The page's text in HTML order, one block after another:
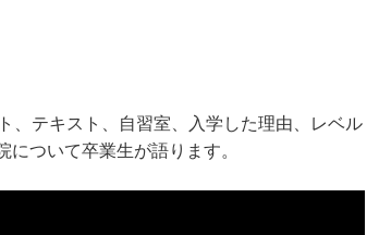
、テキスト、自習室、入学した理由、レベル
ついて卒業生が語ります。